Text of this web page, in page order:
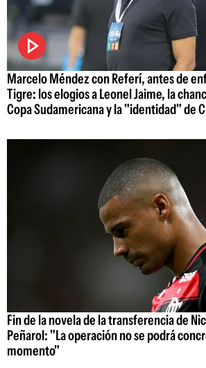
Marcelo Méndez con Referí, antes de
Tigre: los elogios a Leonel Jaime, la
Copa Sudamericana y la "identidad" de
Fin de la novela de la transferencia de
Peñarol: "La operación no se podrá
momento"